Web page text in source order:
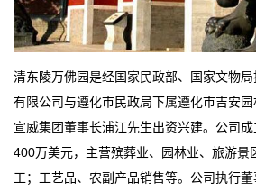
清东陵万佛园是经国家民政部、国家文物
有限公司与遵化市民政局下属遵化市吉安
宣威集团董事长浦江先生出资兴建。公司
400万美元，主营殡葬业、园林业、旅游景
工；工艺品、农副产品销售等。公司执行